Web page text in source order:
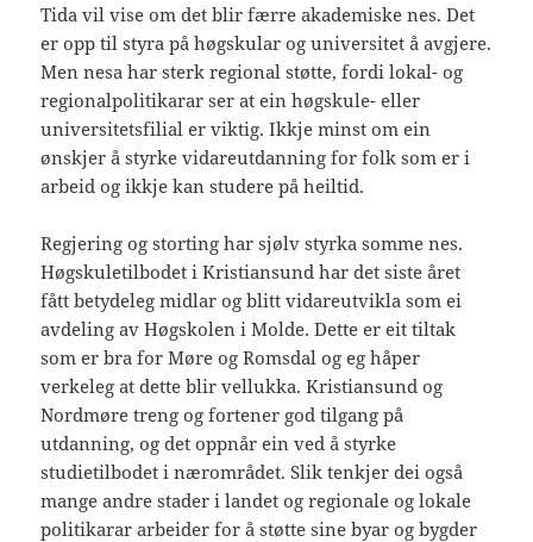
Tida vil vise om det blir færre akademiske nes. Det
er opp til styra på høgskular og universitet å avgjere.
Men nesa har sterk regional støtte, fordi lokal- og
regionalpolitikarar ser at ein høgskule- eller
universitetsfilial er viktig. Ikkje minst om ein
ønskjer å styrke vidareutdanning for folk som er i
arbeid og ikkje kan studere på heiltid.
Regjering og storting har sjølv styrka somme nes.
Høgskuletilbodet i Kristiansund har det siste året
fått betydeleg midlar og blitt vidareutvikla som ei
avdeling av Høgskolen i Molde. Dette er eit tiltak
som er bra for Møre og Romsdal og eg håper
verkeleg at dette blir vellukka. Kristiansund og
Nordmøre treng og fortener god tilgang på
utdanning, og det oppnår ein ved å styrke
studietilbodet i nærområdet. Slik tenkjer dei også
mange andre stader i landet og regionale og lokale
politikarar arbeider for å støtte sine byar og bygder